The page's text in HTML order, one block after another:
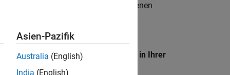
. Wenn Sie noch immer keine offenen
unseres
Standort, um alle Stellenangebote in Ihrer
Asien-Pazifik
Australia (English)
India (English)